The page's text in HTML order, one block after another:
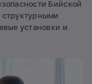
Бийской
установки и